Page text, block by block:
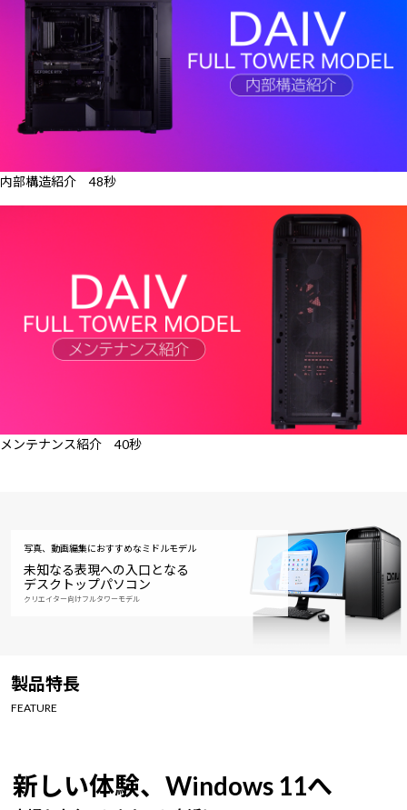
内部構造紹介 48秒
メンテナンス紹介 40秒
写真、動画編集におすすめなミドルモデル
未知なる表現への入口となる
デスクトップパソコン
クリエイター向けフルタワーモデル
製品特長
FEATURE
新しい体験、Windows 11へ